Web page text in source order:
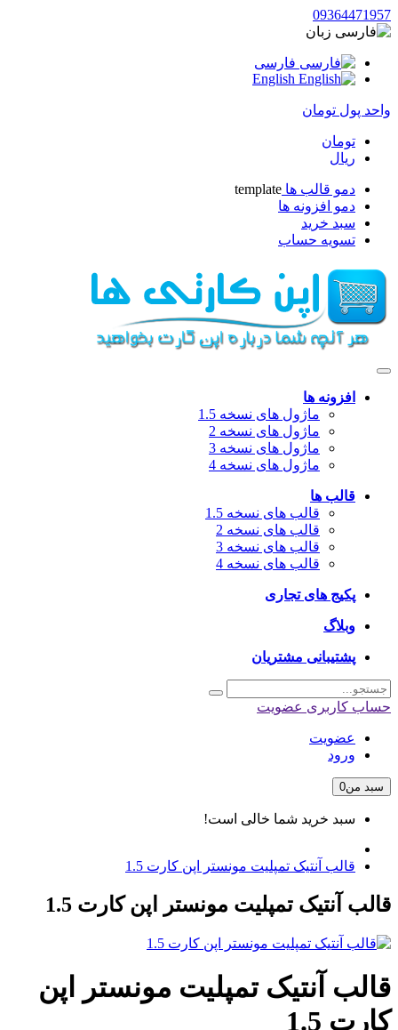
زبان
فارسی
English
پول تومان
تومان
ریال
دمو قالب ها template
دمو افزونه ها
سبد خرید
تسویه حساب
افزونه ها
ماژول های نسخه 1.5
ماژول های نسخه 2
ماژول های نسخه 3
ماژول های نسخه 4
قالب ها
قالب های نسخه 1.5
قالب های نسخه 2
قالب های نسخه 3
قالب های نسخه 4
پکیج های تجاری
وبلاگ
پشتیبانی مشتریان
کاربری عضویت
عضویت
ورود
من0
سبد خرید شما خالی است!
قالب آنتیک تمپلیت مونستر اپن کارت 1.5
آنتیک تمپلیت مونستر اپن کارت 1.5
آنتیک تمپلیت مونستر اپن
1.5